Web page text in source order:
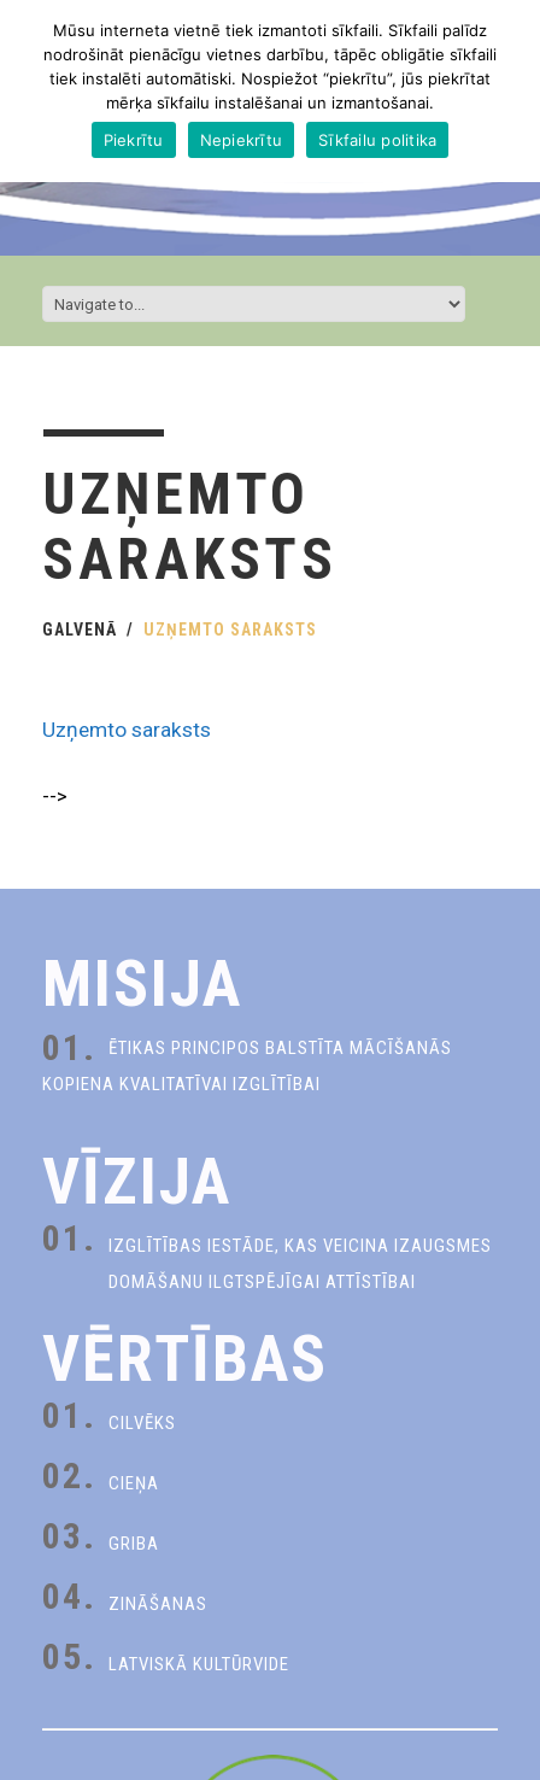
UZŅEMTO
SARAKSTS
GALVENĀ UZŅEMTO SARAKSTS
Uzņemto saraksts
-->
MISIJA
01.
ĒTIKAS PRINCIPOS BALSTĪTA MĀCĪŠANĀS
KOPIENA KVALITATĪVAI IZGLĪTĪBAI
VĪZIJA
01.
IZGLĪTĪBAS IESTĀDE, KAS VEICINA IZAUGSMES
DOMĀŠANU ILGTSPĒJĪGAI ATTĪSTĪBAI
VĒRTĪBAS
01. CILVĒKS
02. CIEŅA
03. GRIBA
04. ZINĀŠANAS
05. LATVISKĀ KULTŪRVIDE
Mūsu interneta vietnē tiek izmantoti sīkfaili. Sīkfaili palīdz
nodrošināt pienācīgu vietnes darbību, tāpēc obligātie sīkfaili
tiek instalēti automātiski. Nospiežot “piekrītu”, jūs piekrītat
mērķa sīkfailu instalēšanai un izmantošanai.
Piekrītu
Nepiekrītu Sīkfailu politika